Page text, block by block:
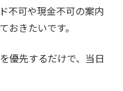
不可や現金不可の案内
おきたいです。
優先するだけで、当日